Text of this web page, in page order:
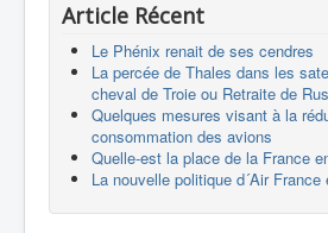
Europespace
Drones
Article Récent
Le Phénix renait de ses cendres
La percée de Thales dans les
cheval de Troie ou Retraite de
Quelques mesures visant à la
consommation des avions
Quelle-est la place de la France
La nouvelle politique d´Air France